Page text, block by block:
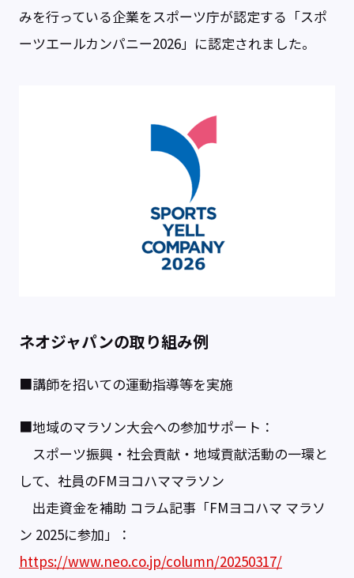
みを行っている企業をスポーツ庁が認定する「スポ
ーツエールカンパニー2026」に認定されました。
ネオジャパンの取り組み例
■講師を招いての運動指導等を実施
■地域のマラソン大会への参加サポート：
スポーツ振興・社会貢献・地域貢献活動の一環と
して、社員のFMヨコハママラソン
出走資金を補助 コラム記事「FMヨコハマ マラソ
ン 2025に参加」：
https://www.neo.co.jp/column/20250317/